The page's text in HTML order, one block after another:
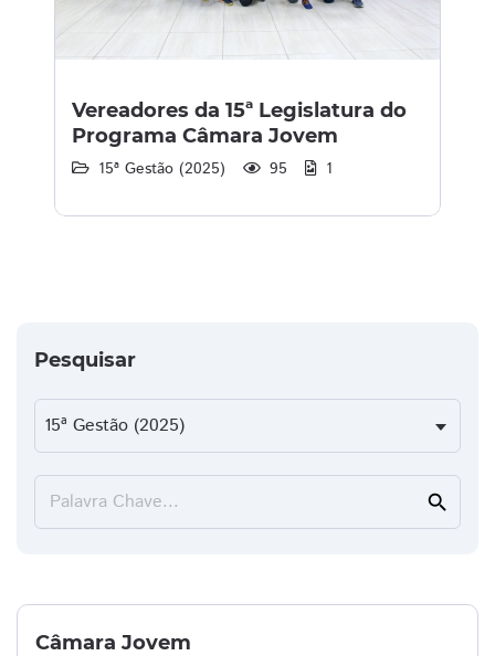
Vereadores da 15ª Legislatura do
Programa Câmara Jovem
15ª Gestão (2025) 95 1
Pesquisar
Palavra Chave... search
Câmara Jovem